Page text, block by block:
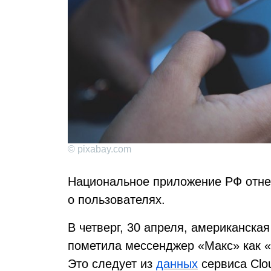
© pixabay.com
Национальное приложение РФ
о пользователях.
В четверг, 30 апреля,
пометила мессенджер «Макс» как
Это следует из данных сервиса